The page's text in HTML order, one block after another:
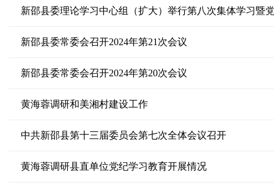
新邵县委理论学习中心组（扩大）举行第八次集体学习暨
新邵县委常委会召开2024年第21次会议
新邵县委常委会召开2024年第20次会议
黄海蓉调研和美湘村建设工作
中共新邵县第十三届委员会第七次全体会议召开
黄海蓉调研县直单位党纪学习教育开展情况